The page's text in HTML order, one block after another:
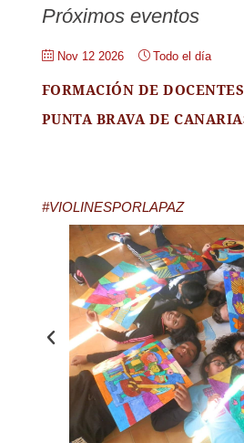
Próximos eventos
Nov 12 2026 Todo el día
FORMACIÓN DE
PUNTA BRAVA DE
#VIOLINESPORLAPAZ